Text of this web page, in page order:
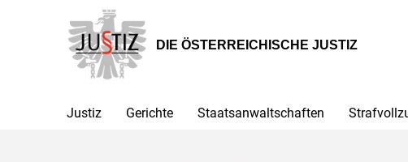
Hauptnavigation
[1]
Inhalt
[2]
DIE ÖSTERREICHISCHE JUSTIZ
Justiz Gerichte Staatsanwaltschaften